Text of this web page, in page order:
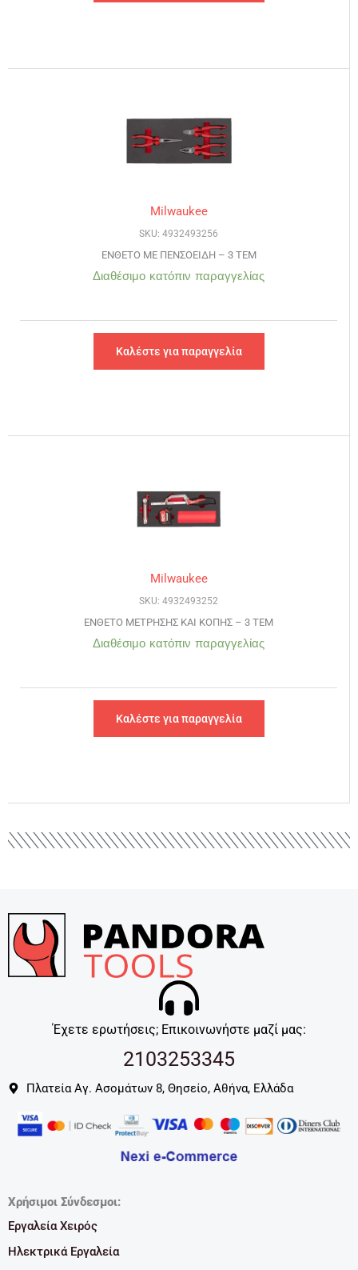
Milwaukee
SKU: 4932493256
ΕΝΘΕΤΟ ΜΕ ΠΕΝΣΟΕΙΔΗ – 3 ΤΕΜ
Διαθέσιμο κατόπιν παραγγελίας
Καλέστε για παραγγελία
Milwaukee
SKU: 4932493252
ΕΝΘΕΤΟ ΜΕΤΡΗΣΗΣ ΚΑΙ ΚΟΠΗΣ – 3 ΤΕΜ
Διαθέσιμο κατόπιν παραγγελίας
Καλέστε για παραγγελία
Έχετε ερωτήσεις; Επικοινωνήστε μαζί μας:
2103253345
Πλατεία Αγ. Ασομάτων 8, Θησείο, Αθήνα, Ελλάδα
Χρήσιμοι Σύνδεσμοι:
Εργαλεία Χειρός
Ηλεκτρικά Εργαλεία